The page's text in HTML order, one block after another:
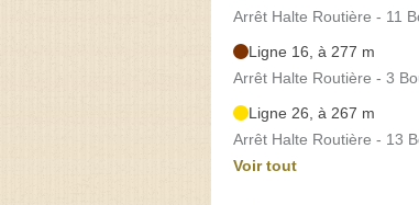
Arrêt Halte Routière - 11
Ligne 16, à 277 m
Arrêt Halte Routière - 3
Ligne 26, à 267 m
Arrêt Halte Routière - 13
Voir tout